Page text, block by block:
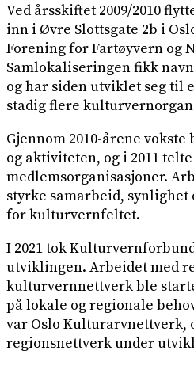
Ved årsskiftet 2009/2010
inn i Øvre Slottsgate 2b i
Forening for Fartøyvern og
Samlokaliseringen fikk
og har siden utviklet seg til
stadig flere
Gjennom 2010-årene vokste
og aktiviteten, og i 2011
medlemsorganisasjoner.
styrke samarbeid,
for kulturvernfeltet.
I 2021 tok
utviklingen. Arbeidet med
kulturvernnettverk ble
på lokale og regionale
var Oslo Kulturarvnettverk,
regionsnettverk under